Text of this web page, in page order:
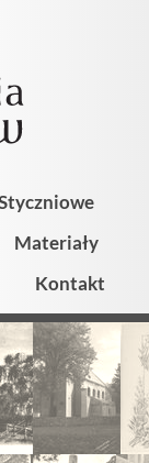
Materiały
Kontakt